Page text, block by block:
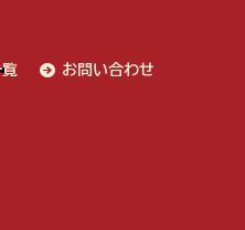
覧 お問い合わせ